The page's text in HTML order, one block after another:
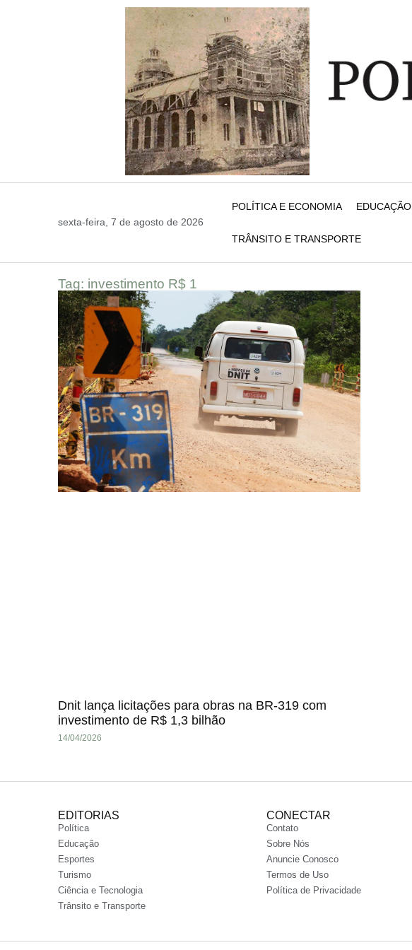
sexta-feira, 7 de agosto de 2026
POLÍTICA E ECONOMIA EDUCAÇÃO
TRÂNSITO E TRANSPORTE
Tag: investimento R$ 1
Dnit lança licitações para obras na BR-319 com
investimento de R$ 1,3 bilhão
14/04/2026
EDITORIAS
Política
Educação
Esportes
Turismo
Ciência e Tecnologia
Trânsito e Transporte
CONECTAR
Contato
Sobre Nós
Anuncie Conosco
Termos de Uso
Política de Privacidade